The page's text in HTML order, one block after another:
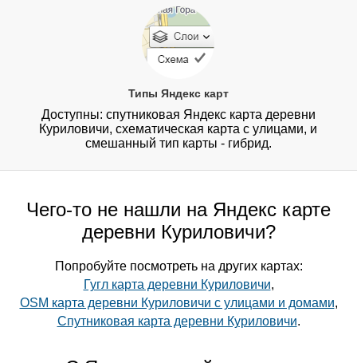
Типы Яндекс карт
Доступны: спутниковая Яндекс карта деревни
Куриловичи, схематическая карта с улицами, и
смешанный тип карты - гибрид.
Чего-то не нашли на Яндекс карте
деревни Куриловичи?
Попробуйте посмотреть на других картах:
Гугл карта деревни Куриловичи,
OSM карта деревни Куриловичи с улицами и домами,
Спутниковая карта деревни Куриловичи.